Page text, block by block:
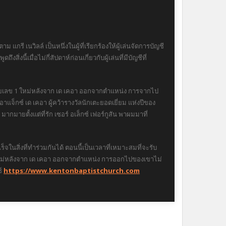
แกรี เนวิลล์ เป็นหนึ่งในผู้ที่เรียกร้องให้ผู้เล่นจัดการบัญชี
ดถึงสิ่งนี้เมื่อไม่กี่สัปดาห์ก่อนเกี่ยวกับผู้เล่นที่มีบัญชีที่
ข 1 ใหม่หลังจาก เด เคอา ออกจากตำแหน่ง การจากไป
จ็กซ์ เด เคอา ผู้คว้ารางวัลนักเตะยอดเยี่ยม แห่งปีของ
กมายตั้งแต่ที่รัก เซอร์ อเล็กซ์ เฟอร์กูสัน พาผมมาที่
จในสิ่งที่ทำร่วมกันได้ ตอนนี้เป็นเวลาที่เหมาะสมที่จะรับ
ลังจาก เด เคอา ออกจากตำแหน่ง การออกไปของเขาไม่
https://www.kentonbaptistchurch.com